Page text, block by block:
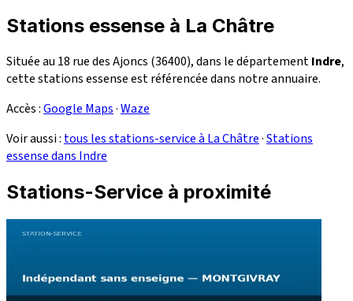
Stations essense à La Châtre
Située au 18 rue des Ajoncs (36400), dans le départementIndre,
cette stations essense est référencée dans notre annuaire.
Accès :Google Maps·Waze
Voir aussi : tous les stations-service à La Châtre·Stations
essense dans Indre
Stations-Service à proximité